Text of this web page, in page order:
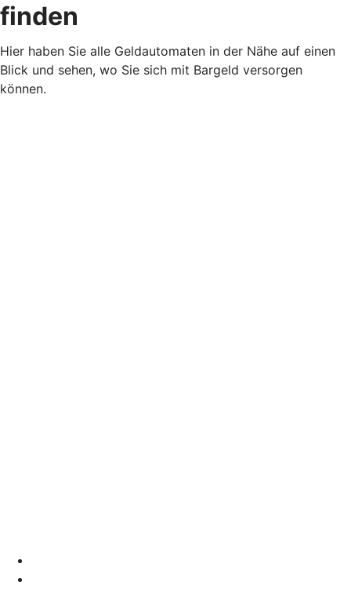
finden
Hier haben Sie alle Geldautomaten in der Nähe auf einen
Blick und sehen, wo Sie sich mit Bargeld versorgen
können.